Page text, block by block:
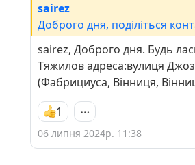
sairez
Доброго дня, поділіться
sairez, Доброго дня. Будь
Тяжилов адреса:вулиця
(Фабрициуса, Вінниця,
1
06 липня 2024р. 11:38